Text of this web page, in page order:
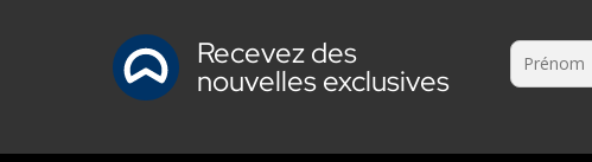
Recevez des
nouvelles exclusives